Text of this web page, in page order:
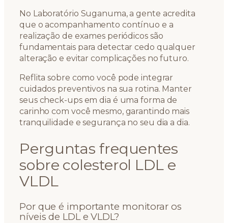
No Laboratório Suganuma, a gente acredita
que o acompanhamento contínuo e a
realização de exames periódicos são
fundamentais para detectar cedo qualquer
alteração e evitar complicações no futuro.
Reflita sobre como você pode integrar
cuidados preventivos na sua rotina. Manter
seus check-ups em dia é uma forma de
carinho com você mesmo, garantindo mais
tranquilidade e segurança no seu dia a dia.
Perguntas frequentes
sobre colesterol LDL e
VLDL
Por que é importante monitorar os
níveis de LDL e VLDL?